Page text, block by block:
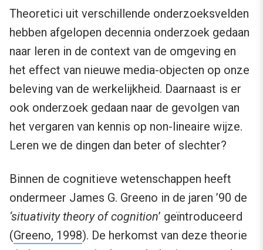
Theoretici uit verschillende onderzoeksvelden
hebben afgelopen decennia onderzoek gedaan
naar leren in de context van de omgeving en
het effect van nieuwe media-objecten op onze
beleving van de werkelijkheid. Daarnaast is er
ook onderzoek gedaan naar de gevolgen van
het vergaren van kennis op non-lineaire wijze.
Leren we de dingen dan beter of slechter?
Binnen de cognitieve wetenschappen heeft
ondermeer James G. Greeno in de jaren ’90 de
‘situativity theory of cognition’ geïntroduceerd
(Greeno, 1998). De herkomst van deze theorie